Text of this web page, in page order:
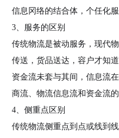
信息冈络的结合体，个任化
3、服务的区别
传统物流是被动服务，现代
传送，货品送达，容户才知
资金流未套与其间，信息流
商流、物流信息流和资金流
4、侧重点区别
传统物流侧重点到点或线到